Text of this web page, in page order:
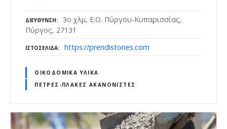
ΔΙΕΎΘΥΝΣΗ
3ο χλμ, Ε.Ο. Πύργου-Κυπαρισσίας,
Πύργος, 27131
ΙΣΤΟΣΕΛΊΔΑ https://prendistones.com
ΟΙΚΟΔΟΜΙΚΆ ΥΛΙΚΆ
ΠΈΤΡΕΣ-ΠΛΆΚΕΣ ΑΚΑΝΌΝΙΣΤΕΣ